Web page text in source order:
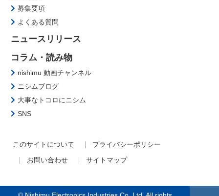
募集要項
よくある質問
ニュースリリース
コラム・読み物
nishimu 動画チャンネル
ニシムブログ
大事なトコロにニシム
SNS
このサイトについて
プライバシーポリシー
お問い合わせ
サイトマップ